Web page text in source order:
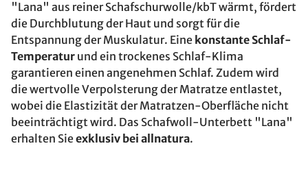
"Lana" aus reiner Schafschurwolle/kbT wärmt, fördert
die Durchblutung der Haut und sorgt für die
Entspannung der Muskulatur. Eine konstante Schlaf-
Temperatur und ein trockenes Schlaf-Klima
garantieren einen angenehmen Schlaf. Zudem wird
die wertvolle Verpolsterung der Matratze entlastet,
wobei die Elastizität der Matratzen-Oberfläche nicht
beeinträchtigt wird. Das Schafwoll-Unterbett "Lana"
erhalten Sieexklusiv bei allnatura.